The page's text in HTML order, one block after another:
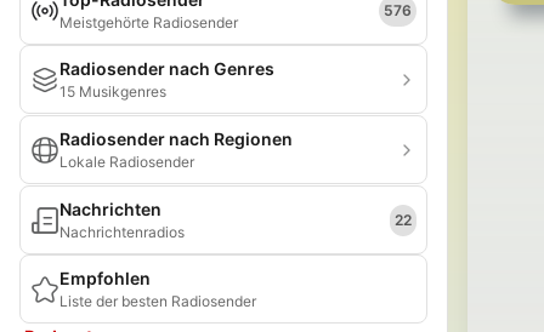
Meistgehörte Radiosender
576
Radiosender nach Genres
15 Musikgenres
Radiosender nach Regionen
Lokale Radiosender
Nachrichten
Nachrichtenradios
22
Empfohlen
Liste der besten Radiosender